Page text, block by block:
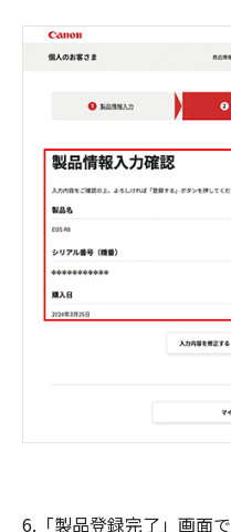
6.「製品登録完了」画面で